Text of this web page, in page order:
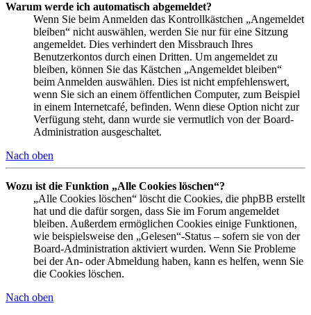
Warum werde ich automatisch abgemeldet?
Wenn Sie beim Anmelden das Kontrollkästchen „Angemeldet
bleiben“ nicht auswählen, werden Sie nur für eine Sitzung
angemeldet. Dies verhindert den Missbrauch Ihres
Benutzerkontos durch einen Dritten. Um angemeldet zu
bleiben, können Sie das Kästchen „Angemeldet bleiben“
beim Anmelden auswählen. Dies ist nicht empfehlenswert,
wenn Sie sich an einem öffentlichen Computer, zum Beispiel
in einem Internetcafé, befinden. Wenn diese Option nicht zur
Verfügung steht, dann wurde sie vermutlich von der Board-
Administration ausgeschaltet.
Nach oben
Wozu ist die Funktion „Alle Cookies löschen“?
„Alle Cookies löschen“ löscht die Cookies, die phpBB erstellt
hat und die dafür sorgen, dass Sie im Forum angemeldet
bleiben. Außerdem ermöglichen Cookies einige Funktionen,
wie beispielsweise den „Gelesen“-Status – sofern sie von der
Board-Administration aktiviert wurden. Wenn Sie Probleme
bei der An- oder Abmeldung haben, kann es helfen, wenn Sie
die Cookies löschen.
Nach oben